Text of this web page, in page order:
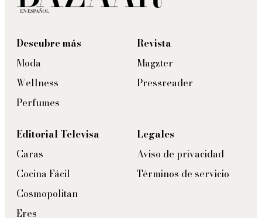
Descubre más
Moda
Wellness
Perfumes
Revista
Magzter
Pressreader
Editorial Televisa
Caras
Cocina Fácil
Cosmopolitan
Eres
Legales
Aviso de privacidad
Términos de servicio